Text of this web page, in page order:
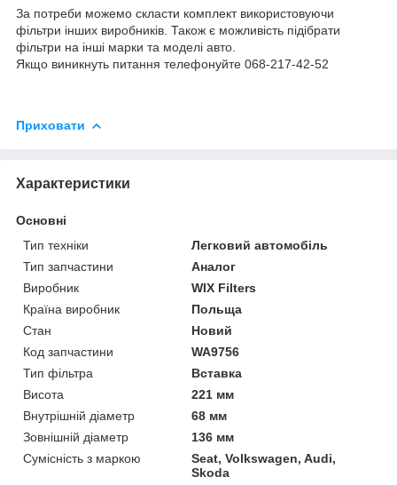
За потреби можемо скласти комплект використовуючи
фільтри інших виробників. Також є можливість підібрати
фільтри на інші марки та моделі авто.
Якщо виникнуть питання телефонуйте 068-217-42-52
Приховати
Характеристики
Основні
Тип техніки
Легковий автомобіль
Тип запчастини
Аналог
Виробник
WIX Filters
Країна виробник
Польща
Стан
Новий
Код запчастини
WA9756
Тип фільтра
Вставка
Висота
221 мм
Внутрішній діаметр
68 мм
Зовнішній діаметр
136 мм
Сумісність з маркою
Seat, Volkswagen, Audi,
Skoda